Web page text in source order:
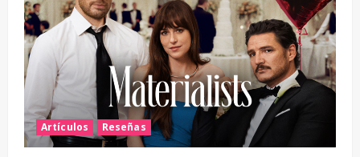
Artículos Reseñas